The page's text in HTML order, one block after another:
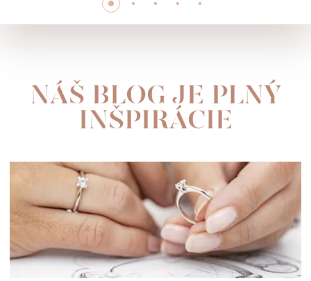
NÁŠ BLOG JE PLNÝ
INŠPIRÁCIE